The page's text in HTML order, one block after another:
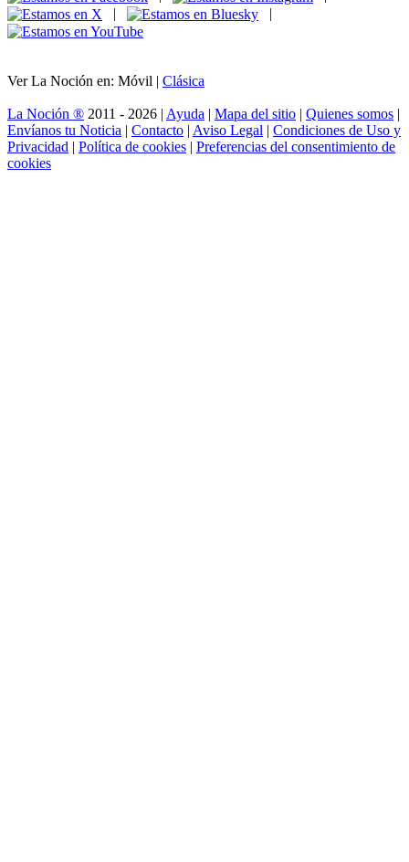
|
|
Ver La Noción en: Móvil | Clásica
La Noción ® 2011 - 2026 | Ayuda | Mapa del sitio | Quienes somos |
Envíanos tu Noticia | Contacto | Aviso Legal | Condiciones de Uso y
Privacidad | Política de cookies | Preferencias del consentimiento de
cookies